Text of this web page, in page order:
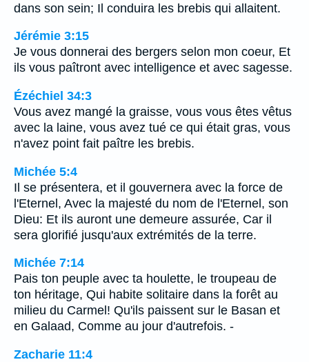
dans son sein; Il conduira les brebis qui allaitent.
Jérémie 3:15
Je vous donnerai des bergers selon mon coeur, Et
ils vous paîtront avec intelligence et avec sagesse.
Ézéchiel 34:3
Vous avez mangé la graisse, vous vous êtes vêtus
avec la laine, vous avez tué ce qui était gras, vous
n'avez point fait paître les brebis.
Michée 5:4
Il se présentera, et il gouvernera avec la force de
l'Eternel, Avec la majesté du nom de l'Eternel, son
Dieu: Et ils auront une demeure assurée, Car il
sera glorifié jusqu'aux extrémités de la terre.
Michée 7:14
Pais ton peuple avec ta houlette, le troupeau de
ton héritage, Qui habite solitaire dans la forêt au
milieu du Carmel! Qu'ils paissent sur le Basan et
en Galaad, Comme au jour d'autrefois. -
Zacharie 11:4